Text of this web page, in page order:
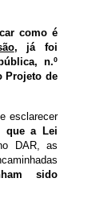
como é
, já foi
n.º
Projeto de
esclarecer
que a Lei
DAR, as
sido